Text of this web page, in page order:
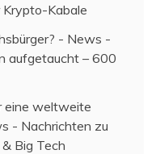
Krypto-Kabale
- News -
aufgetaucht – 600
eine weltweite
- Nachrichten zu
Big Tech